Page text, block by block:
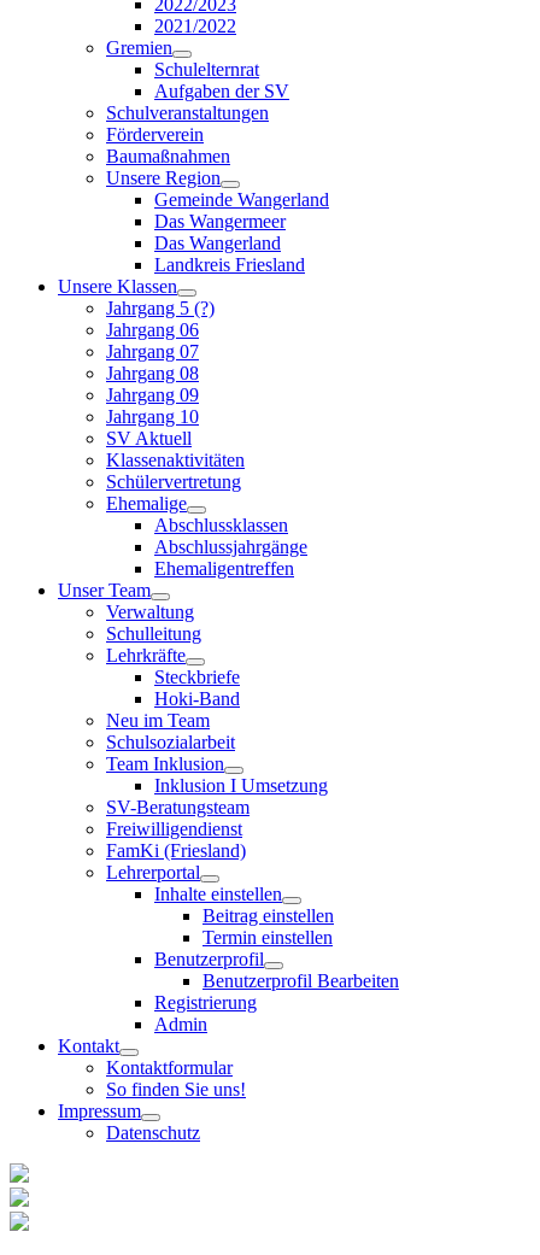
2022/2023
2021/2022
Gremien
Schulelternrat
Aufgaben der SV
Schulveranstaltungen
Förderverein
Baumaßnahmen
Unsere Region
Gemeinde Wangerland
Das Wangermeer
Das Wangerland
Landkreis Friesland
Unsere Klassen
Jahrgang 5 (?)
Jahrgang 06
Jahrgang 07
Jahrgang 08
Jahrgang 09
Jahrgang 10
SV Aktuell
Klassenaktivitäten
Schülervertretung
Ehemalige
Abschlussklassen
Abschlussjahrgänge
Ehemaligentreffen
Unser Team
Verwaltung
Schulleitung
Lehrkräfte
Steckbriefe
Hoki-Band
Neu im Team
Schulsozialarbeit
Team Inklusion
Inklusion I Umsetzung
SV-Beratungsteam
Freiwilligendienst
FamKi (Friesland)
Lehrerportal
Inhalte einstellen
Beitrag einstellen
Termin einstellen
Benutzerprofil
Benutzerprofil Bearbeiten
Registrierung
Admin
Kontakt
Kontaktformular
So finden Sie uns!
Impressum
Datenschutz